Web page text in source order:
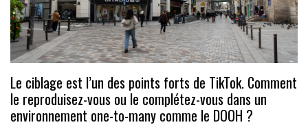
Le ciblage est l’un des points forts de TikTok. Comment
le reproduisez-vous ou le complétez-vous dans un
environnement one-to-many comme le DOOH ?